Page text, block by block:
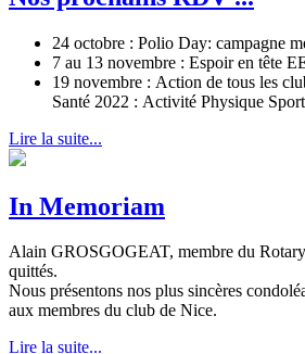
24 octobre : Polio Day: campagne
7 au 13 novembre : Espoir en tête
19 novembre : Action de tous les
Santé 2022 : Activité Physique
Lire la suite...
In Memoriam
Alain GROSGOGEAT, membre du
quittés.
Nous présentons nos plus sincères
aux membres du club de Nice.
Lire la suite...